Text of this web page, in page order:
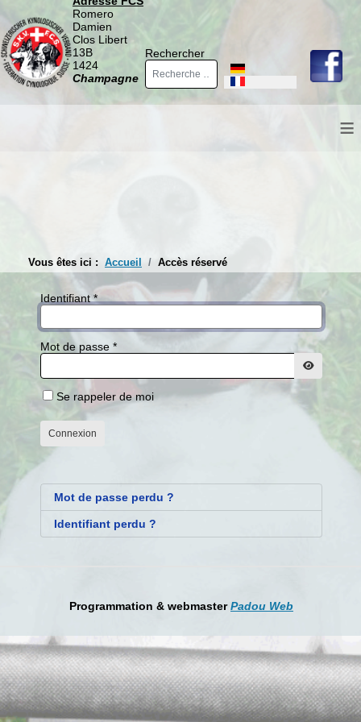
Romero
Damien
Clos Libert
13B
1424
Champagne
Rechercher
Sélectionnez votre langue
≡
Vous êtes ici : Accueil Accès réservé
Identifiant*
Mot de passe *
Afficher le
Se rappeler de moi
Connexion
Mot de passe perdu ?
Identifiant perdu ?
Programmation & webmasterPadou Web